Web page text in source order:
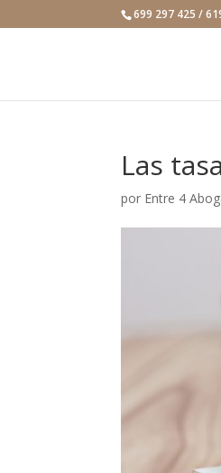
699 297 425 /
Las
por Entre 4